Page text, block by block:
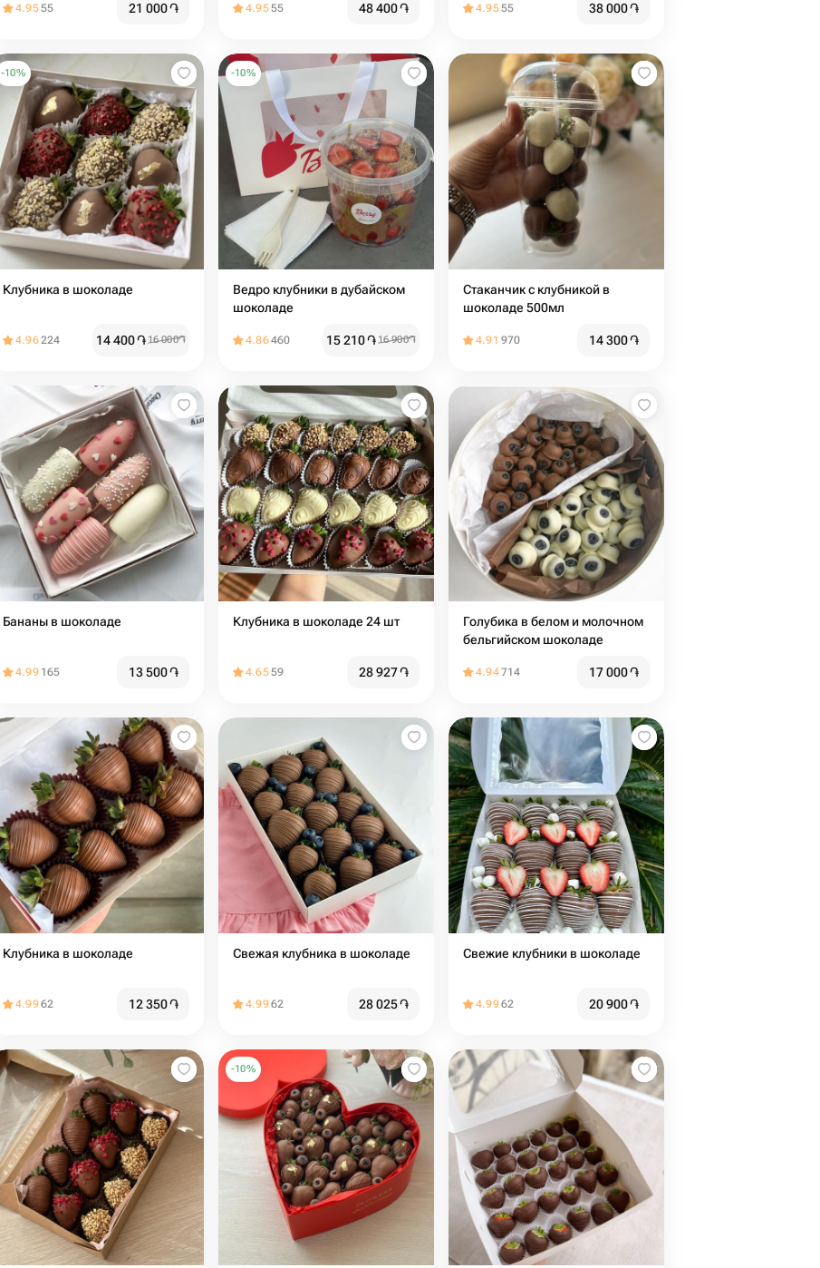
4.9555 21 000֏ 4.9555 48 400֏ 4.9555 38 000֏
-10%
Клубника в шоколаде
4.96224 14 400֏16 000֏
-10%
Ведро клубники в дубайском
шоколаде
4.86460 15 210֏16 900֏
Стаканчик с клубникой в
шоколаде 500мл
4.91 970 14 300֏
Бананы в шоколаде
4.99 165 13 500֏
Клубника в шоколаде 24 шт
4.6559 28 927֏
Голубика в белом и молочном
бельгийском шоколаде
4.94714 17 000֏
Клубника в шоколаде
4.9962 12 350֏
Свежая клубника в шоколаде
4.9962 28 025֏
Свежие клубники в шоколаде
4.9962 20 900֏
-10%